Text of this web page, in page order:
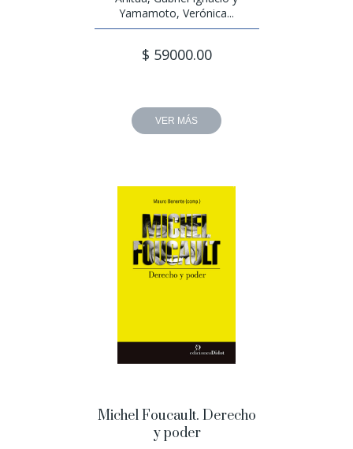
Yamamoto, Verónica...
$ 59000.00
VER MÁS
Michel Foucault. Derecho
y poder